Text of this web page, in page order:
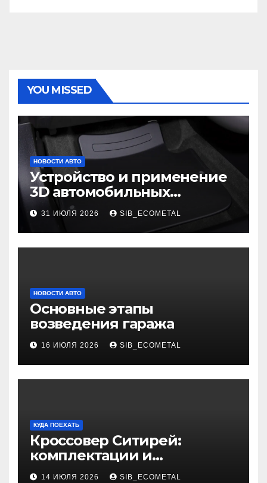
YOU MISSED
НОВОСТИ АВТО
Устройство и применение
3D автомобильных
ковриков
31 ИЮЛЯ 2026 SIB_ECOMETAL
НОВОСТИ АВТО
Основные этапы
возведения гаража
16 ИЮЛЯ 2026 SIB_ECOMETAL
КУДА ПОЕХАТЬ
Кроссовер Ситирей:
комплектации и
характеристики
14 ИЮЛЯ 2026 SIB_ECOMETAL